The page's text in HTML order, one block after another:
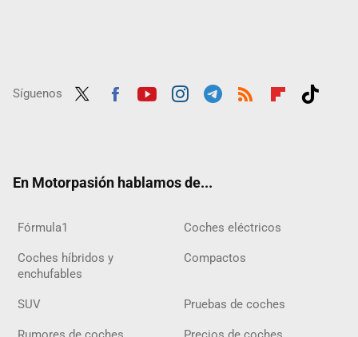
Síguenos
En Motorpasión hablamos de...
Fórmula1 Coches eléctricos
Coches híbridos y
enchufables
Compactos
SUV Pruebas de coches